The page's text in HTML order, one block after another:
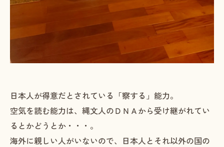
日本人が得意だとされている「察する」能力。
空気を読む能力は、縄文人のＤＮＡから受け継がれてい
るとかどうとか・・・。
海外に親しい人がいないので、日本人とそれ以外の国の